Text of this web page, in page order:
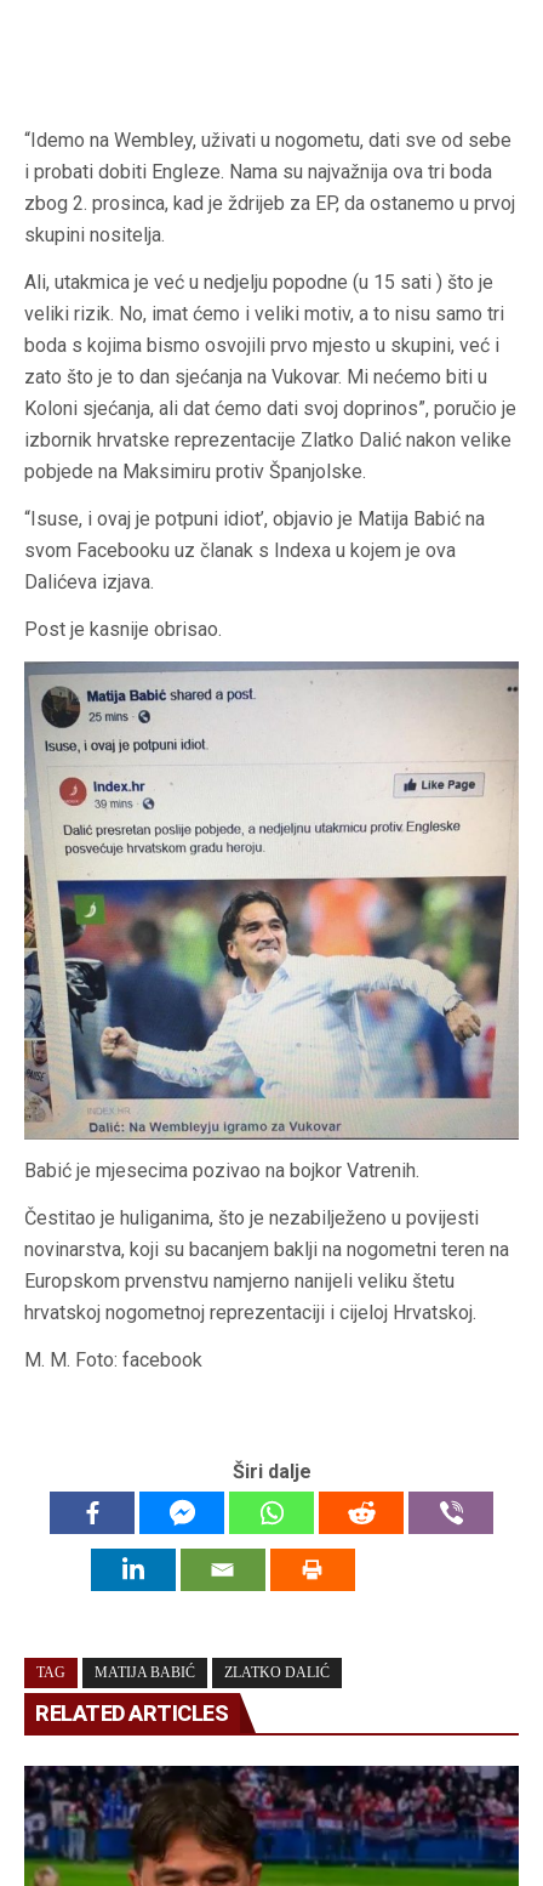
“Idemo na Wembley, uživati u nogometu, dati sve od sebe
i probati dobiti Engleze. Nama su najvažnija ova tri boda
zbog 2. prosinca, kad je ždrijeb za EP, da ostanemo u prvoj
skupini nositelja.
Ali, utakmica je već u nedjelju popodne (u 15 sati ) što je
veliki rizik. No, imat ćemo i veliki motiv, a to nisu samo tri
boda s kojima bismo osvojili prvo mjesto u skupini, već i
zato što je to dan sjećanja na Vukovar. Mi nećemo biti u
Koloni sjećanja, ali dat ćemo dati svoj doprinos”, poručio je
izbornik hrvatske reprezentacije Zlatko Dalić nakon velike
pobjede na Maksimiru protiv Španjolske.
“Isuse, i ovaj je potpuni idiot’, objavio je Matija Babić na
svom Facebooku uz članak s Indexa u kojem je ova
Dalićeva izjava.
Post je kasnije obrisao.
Babić je mjesecima pozivao na bojkor Vatrenih.
Čestitao je huliganima, što je nezabilježeno u povijesti
novinarstva, koji su bacanjem baklji na nogometni teren na
Europskom prvenstvu namjerno nanijeli veliku štetu
hrvatskoj nogometnoj reprezentaciji i cijeloj Hrvatskoj.
M. M. Foto: facebook
Širi dalje
TAG MATIJA BABIĆ ZLATKO DALIĆ
RELATED ARTICLES